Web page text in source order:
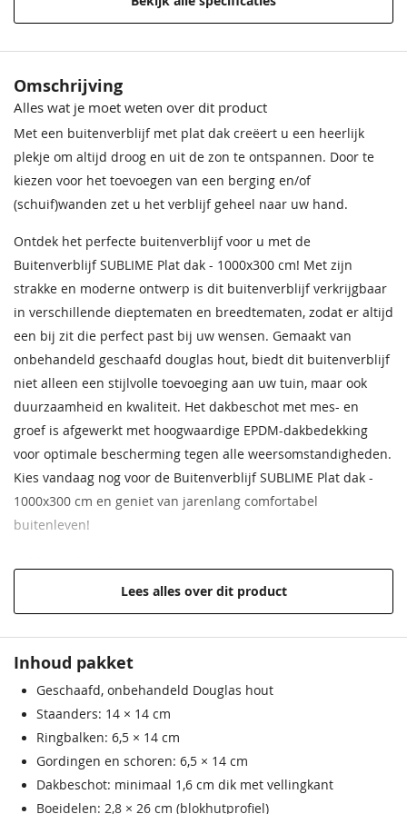
499,00
Breedte 800
335,00
Breedte 900
399,00
Breedte 1000
499,00
Breedte 1100
Breedte 1250
853,00
Breedte 800
570,00
Breedte 900
689,00
Breedte 1000
853,00
Breedte 1100
Breedte 1250
634,00
Breedte 800
424,00
Breedte 900
509,00
Breedte 1000
634,00
Breedte 1100
Breedte 1250
1.123,00
Breedte 800
748,00
Breedte 900
909,00
Breedte 1000
1.123,00
Breedte 1100
Breedte 1250
Breedte 1000 cm
Buitenmaat 1007,6x334 cm
Daktype Plat dak
Hoogte 262,5 cm
Omschrijving
Alles wat je moet weten over dit product
Met een buitenverblijf met plat dak creëert u een heerlijk
plekje om altijd droog en uit de zon te ontspannen. Door te
kiezen voor het toevoegen van een berging en/of
(schuif)wanden zet u het verblijf geheel naar uw hand.
Ontdek het perfecte buitenverblijf voor u met de
Buitenverblijf SUBLIME Plat dak - 1000x300 cm! Met zijn
strakke en moderne ontwerp is dit buitenverblijf verkrijgbaar
in verschillende dieptematen en breedtematen, zodat er altijd
een bij zit die perfect past bij uw wensen. Gemaakt van
onbehandeld geschaafd douglas hout, biedt dit buitenverblijf
niet alleen een stijlvolle toevoeging aan uw tuin, maar ook
duurzaamheid en kwaliteit. Het dakbeschot met mes- en
groef is afgewerkt met hoogwaardige EPDM-dakbedekking
voor optimale bescherming tegen alle weersomstandigheden.
Kies vandaag nog voor de Buitenverblijf SUBLIME Plat dak -
1000x300 cm en geniet van jarenlang comfortabel
buitenleven!
Verkrijgbaar in vele maten en de indeling is door jezelf te
overkapping met platdak verkrijgbaar. Met de diversiteit aan
modules die bij deze constructie passen, creëer je alsnog
jouw unieke buitenverblijf. De Sublime met platdak leveren
we standaard met EPDM dakbedekking.
Zit de gewenste afmeting er niet bij, dan leveren wij graag
maatwerk.
Lees alles over dit product
Inhoud pakket
Geschaafd, onbehandeld Douglas hout
Staanders: 14 × 14 cm
Ringbalken: 6,5 × 14 cm
Gordingen en schoren: 6,5 × 14 cm
Dakbeschot: minimaal 1,6 cm dik met vellingkant
Boeidelen: 2,8 × 26 cm (blokhutprofiel)